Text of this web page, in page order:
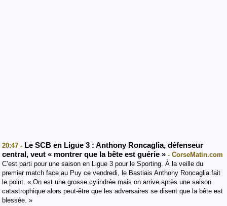
20:47 - Le SCB en Ligue 3 : Anthony Roncaglia, défenseur
central, veut « montrer que la bête est guérie » - CorseMatin.com
C’est parti pour une saison en Ligue 3 pour le Sporting. À la veille du
premier match face au Puy ce vendredi, le Bastiais Anthony Roncaglia fait
le point. « On est une grosse cylindrée mais on arrive après une saison
catastrophique alors peut-être que les adversaires se disent que la bête est
blessée. »